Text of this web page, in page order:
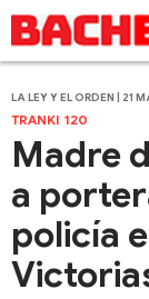
LA LEY Y EL ORDEN | 21
TRANKI 120
Madre
a
policía